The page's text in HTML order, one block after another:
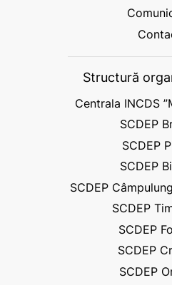
Structură
Centrala INCDS
SCDEP
SCDEP
SCDEP
SCDEP
SCDEP
SCDEP
SCDEP
SCDEP